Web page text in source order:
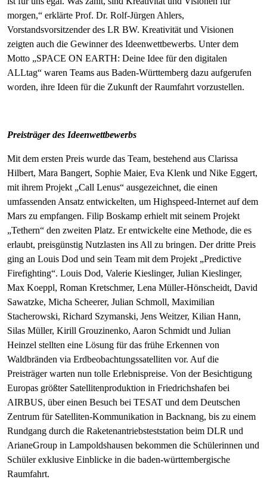
morgen,“ erklärte Prof. Dr. Rolf-Jürgen Ahlers,
Vorstandsvorsitzender des LR BW. Kreativität und Visionen
zeigten auch die Gewinner des Ideenwettbewerbs. Unter dem
Motto „SPACE ON EARTH: Deine Idee für den digitalen
ALLtag“ waren Teams aus Baden-Württemberg dazu aufgerufen
worden, ihre Ideen für die Zukunft der Raumfahrt vorzustellen.
Preisträger des Ideenwettbewerbs
Mit dem ersten Preis wurde das Team, bestehend aus Clarissa
Hilbert, Mara Bangert, Sophie Maier, Eva Klenk und Nike Eggert,
mit ihrem Projekt „Call Lenus“ ausgezeichnet, die einen
umfassenden Ansatz entwickelten, um Highspeed-Internet auf dem
Mars zu empfangen. Filip Boskamp erhielt mit seinem Projekt
„Tethern“ den zweiten Platz. Er entwickelte eine Methode, die es
erlaubt, preisgünstig Nutzlasten ins All zu bringen. Der dritte Preis
ging an Louis Dod und sein Team mit dem Projekt „Predictive
Firefighting“. Louis Dod, Valerie Kieslinger, Julian Kieslinger,
Max Koeppl, Roman Kretschmer, Lena Müller-Hönscheidt, David
Sawatzke, Micha Scheerer, Julian Schmoll, Maximilian
Stacherowski, Richard Szymanski, Jens Weitzer, Kilian Hann,
Silas Müller, Kirill Grouzinenko, Aaron Schmidt und Julian
Heinzel stellten eine Lösung für das frühe Erkennen von
Waldbränden via Erdbeobachtungssatelliten vor. Auf die
Preisträger warten nun tolle Erlebnispreise. Von der Besichtigung
Europas größter Satellitenproduktion in Friedrichshafen bei
AIRBUS, über einen Besuch bei TESAT und dem Deutschen
Zentrum für Satelliten-Kommunikation in Backnang, bis zu einem
Rundgang durch die Raketenantriebsteststation beim DLR und
ArianeGroup in Lampoldshausen bekommen die Schülerinnen und
Schüler exklusive Einblicke in die baden-württembergische
Raumfahrt.